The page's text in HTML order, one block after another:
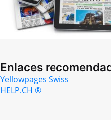
Enlaces
Yellowpages Swiss
HELP.CH ®